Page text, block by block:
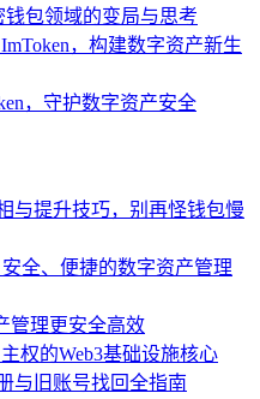
钱包领域的变局与思考
，构建数字资产新生
，守护数字资产安全
与提升技巧，别再怪钱包慢
全、便捷的数字资产管理
管理更安全高效
权的Web3基础设施核心
与旧账号找回全指南